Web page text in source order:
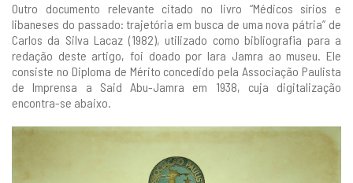
Outro documento relevante citado no livro “Médicos sírios e
libaneses do passado: trajetória em busca de uma nova pátria” de
Carlos da Silva Lacaz (1982), utilizado como bibliografia para a
redação deste artigo, foi doado por Iara Jamra ao museu. Ele
consiste no Diploma de Mérito concedido pela Associação Paulista
de Imprensa a Said Abu-Jamra em 1938, cuja digitalização
encontra-se abaixo.